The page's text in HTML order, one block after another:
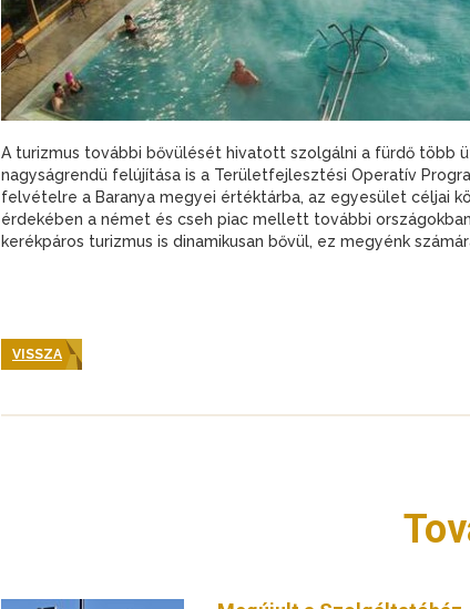
A turizmus további bővülését hivatott szolgálni a fürdő
nagyságrendü felújítása is a Területfejlesztési Operatív
felvételre a Baranya megyei értéktárba, az egyesület céljai
érdekében a német és cseh piac mellett további
kerékpáros turizmus is dinamikusan bővül, ez megyénk
VISSZA